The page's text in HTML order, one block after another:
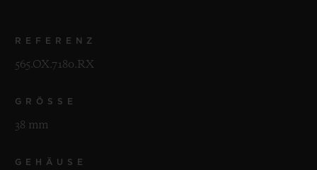
REFERENZ
565.OX.7180.RX
GRÖSSE
38 mm
GEHÄUSE